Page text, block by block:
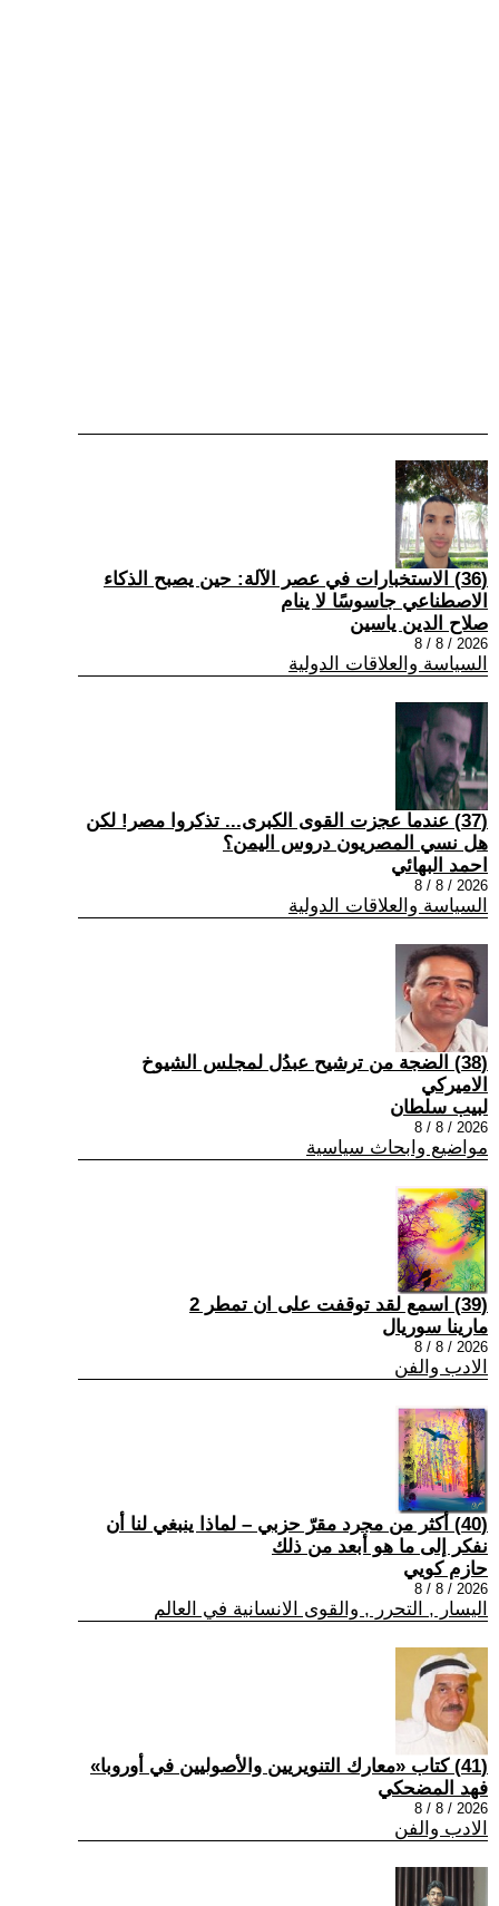
(36) الاستخبارات في عصر الآلة: حين يصبح الذكاء
الاصطناعي جاسوسًا لا ينام
صلاح الدين ياسين
2026 / 8 / 8
السياسة والعلاقات الدولية
(37) عندما عجزت القوى الكبرى... تذكروا مصر! لكن
هل نسي المصريون دروس اليمن؟
احمد البهائي
2026 / 8 / 8
السياسة والعلاقات الدولية
(38) الضجة من ترشيح عبدُل لمجلس الشيوخ
الاميركي
لبيب سلطان
2026 / 8 / 8
مواضيع وابحاث سياسية
(39) اسمع لقد توقفت على ان تمطر 2
مارينا سوريال
2026 / 8 / 8
الادب والفن
(40) أكثر من مجرد مقرّ حزبي – لماذا ينبغي لنا أن
نفكر إلى ما هو أبعد من ذلك
حازم كويي
2026 / 8 / 8
اليسار , التحرر , والقوى الانسانية في العالم
(41) كتاب «معارك التنويريين والأصوليين في أوروبا»
فهد المضحكي
2026 / 8 / 8
الادب والفن